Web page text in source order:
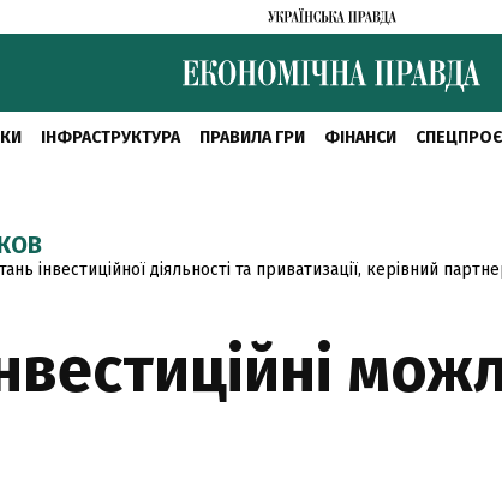
ІНФРАСТРУКТУРА ПРАВИЛА ГРИ ФІНАНСИ
інвестиційної діяльності та приватизації, керівний